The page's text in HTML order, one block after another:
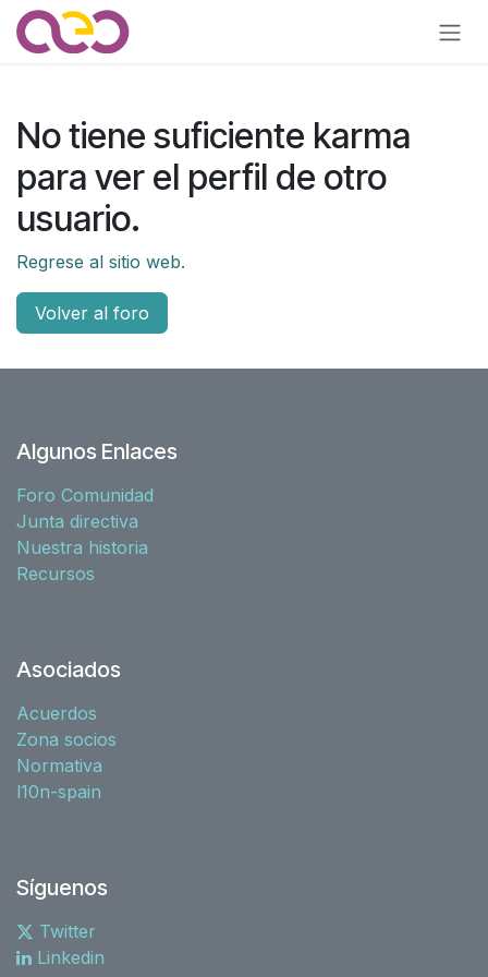
Ir al contenido
No tiene suficiente karma
para ver el perfil de otro
usuario.
Regrese al sitio web.
Volver al foro
Algunos Enlaces
Foro Comunidad
Junta directiva
Nuestra historia
Recursos
Asociados
Acuerdos
Zona socios
Normativa
l10n-spain
Síguenos
Twitter
Linkedin